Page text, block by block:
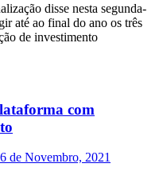
disse nesta segunda-
até ao final do ano os três
de investimento
com
de Novembro, 2021